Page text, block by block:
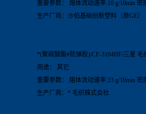
重要参数： 熔体流动速率:10 g/10min 密
生产厂商：沙伯基础创新塑料（原GE）
*(聚碳酸酯#防弹胶)/CF-3104HF/三星 毛
用途： 其它
重要参数： 熔体流动速率:23 g/10min
生产厂商：* 毛织株式会社